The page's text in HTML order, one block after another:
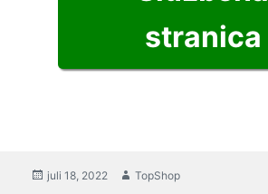
stranica
Postavljeno
juli 18, 2022 Autor
TopShop